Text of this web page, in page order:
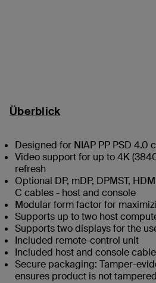
Überblick
Designed for NIAP PP PSD 4.0
Video support for up to 4K
refresh
Optional DP, mDP, DPMST,
C cables - host and console
Modular form factor for
Supports up to two host
Supports two displays for the
Included remote-control unit
Included host and console
Secure packaging: Tamper-
ensures product is not